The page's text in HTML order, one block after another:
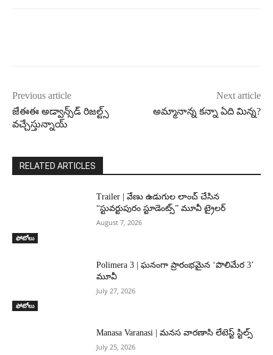
Previous article
జేఈఈ అడ్వాన్స్‌డ్‌ రిజల్ట్స్
వచ్చేస్తున్నాయ్
Next article
అమ్మానాన్న కన్నా ఏది మిన్న?
RELATED ARTICLES
ఫోటోలు
Trailer | వేణు ఉడుగుల లాంచ్ చేసిన
“స్టువర్టుపురం స్టూడెంట్స్” మూవీ ట్రైలర్
August 7, 2026
ఫోటోలు
Polimera 3 | ఘనంగా ప్రారంభమైన ‘పొలిమేర 3’
మూవీ
July 27, 2026
Manasa Varanasi | మనస వారణాసి లేటెస్ట్ స్టిల్స్
July 25, 2026